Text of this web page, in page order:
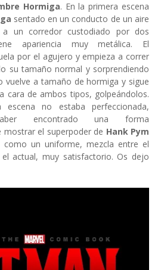
Hormiga. En la primera escena
sentado en un conducto de un aire
a un corredor custodiado por dos
apariencia muy metálica. El
por el agujero y empieza a correr
su tamaño normal y sorprendiendo
vuelve a tamaño de hormiga y sigue
cara de ambos tipos, golpeándolos.
escena no estaba perfeccionada,
encontrado una forma
el superpoder de Hank Pym
un uniforme, mezcla entre el
actual, muy satisfactorio. Os dejo